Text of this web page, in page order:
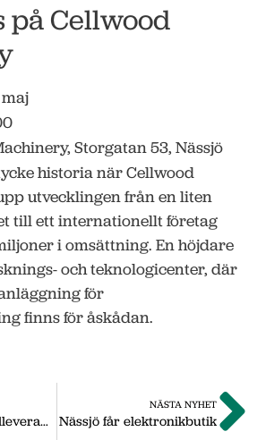
på Cellwood
Storgatan 53, Nässjö
historia när Cellwood
utvecklingen från en liten
till ett internationellt företag
i omsättning. En höjdare
och teknologicenter, där
för
finns för åskådan.
Med solen som elleverantör
NÄSTA NYHET
Nässjö får elektronikbutik